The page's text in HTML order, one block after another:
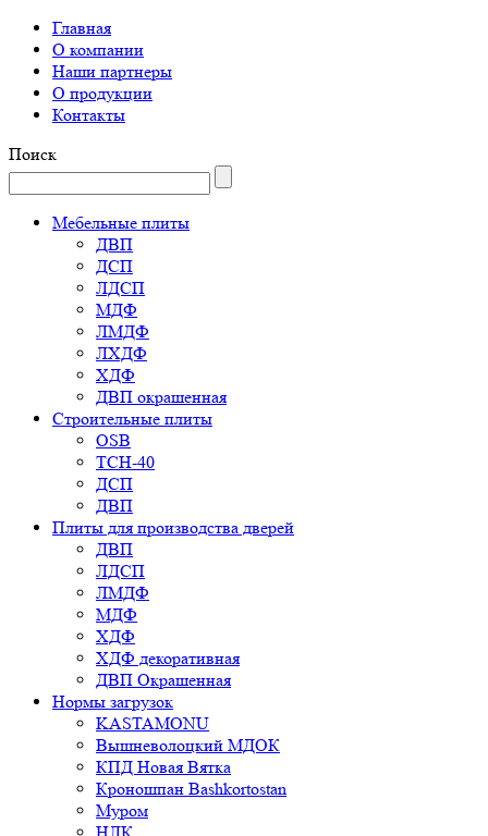
Главная
О компании
Наши партнеры
О продукции
Контакты
Поиск
Мебельные плиты
ДВП
ДСП
ЛДСП
МДФ
ЛМДФ
ЛХДФ
ХДФ
ДВП окрашенная
Строительные плиты
OSB
ТСН-40
ДСП
ДВП
Плиты для производства дверей
ДВП
ЛДСП
ЛМДФ
МДФ
ХДФ
ХДФ декоративная
ДВП Окрашенная
Нормы загрузок
KASTAMONU
Вышневолоцкий МДОК
КПД Новая Вятка
Кроношпан Bashkortostan
Муром